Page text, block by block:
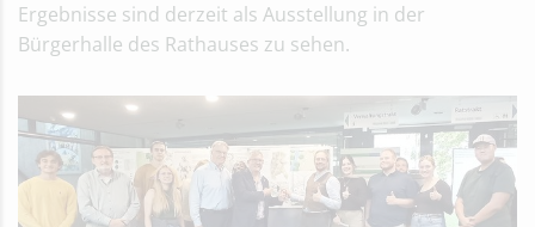
Ergebnisse sind derzeit als Ausstellung in der
Bürgerhalle des Rathauses zu sehen.